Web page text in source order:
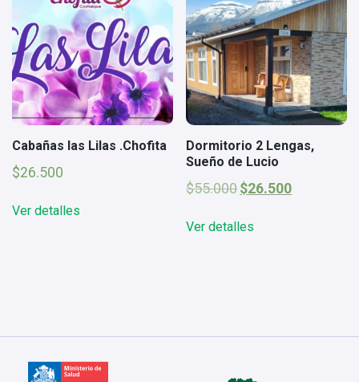
Cabañas las Lilas .Chofita
$26.500
Ver detalles
Dormitorio 2 Lengas,
Sueño de Lucio
$55.000 El
era:
$26.500El
Ver detalles